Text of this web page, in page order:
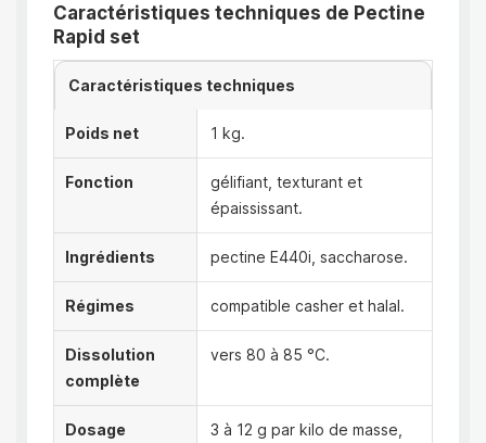
Caractéristiques techniques de Pectine
Rapid set
Caractéristiques techniques
Poids net 1 kg.
Fonction
gélifiant, texturant et
épaississant.
Ingrédients pectine E440i, saccharose.
Régimes compatible casher et halal.
Dissolution
complète
vers 80 à 85 °C.
Dosage
3 à 12 g par kilo de masse,